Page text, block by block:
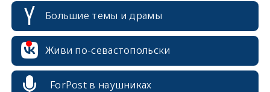
Большие темы и драмы
Живи по-севастопольски
ForPost в наушниках